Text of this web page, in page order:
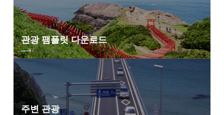
관광 팸플릿 다운로드
주변 관광